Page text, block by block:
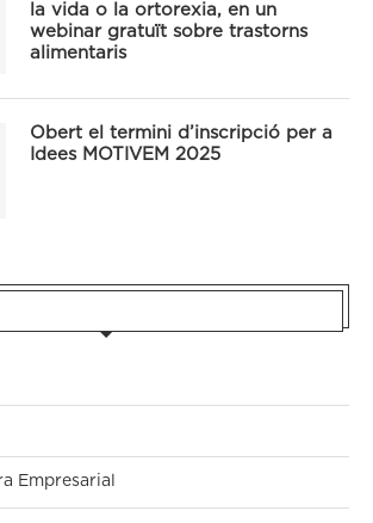
la vida o la ortorexia, en un
webinar gratuït sobre trastorns
alimentaris
Obert el termini d’inscripció per a
Idees MOTIVEM 2025
Empresarial